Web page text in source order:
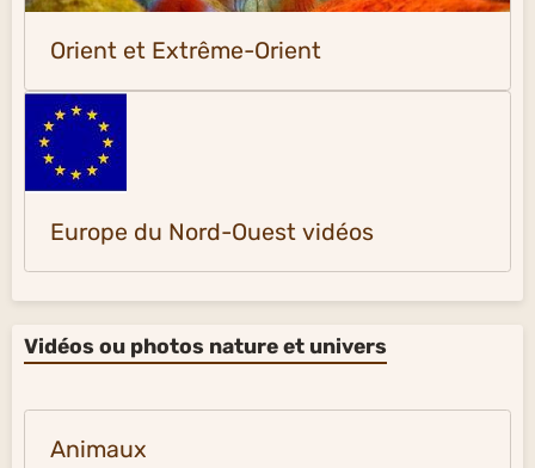
Orient et Extrême-Orient
Europe du Nord-Ouest vidéos
Vidéos ou photos nature et univers
Animaux